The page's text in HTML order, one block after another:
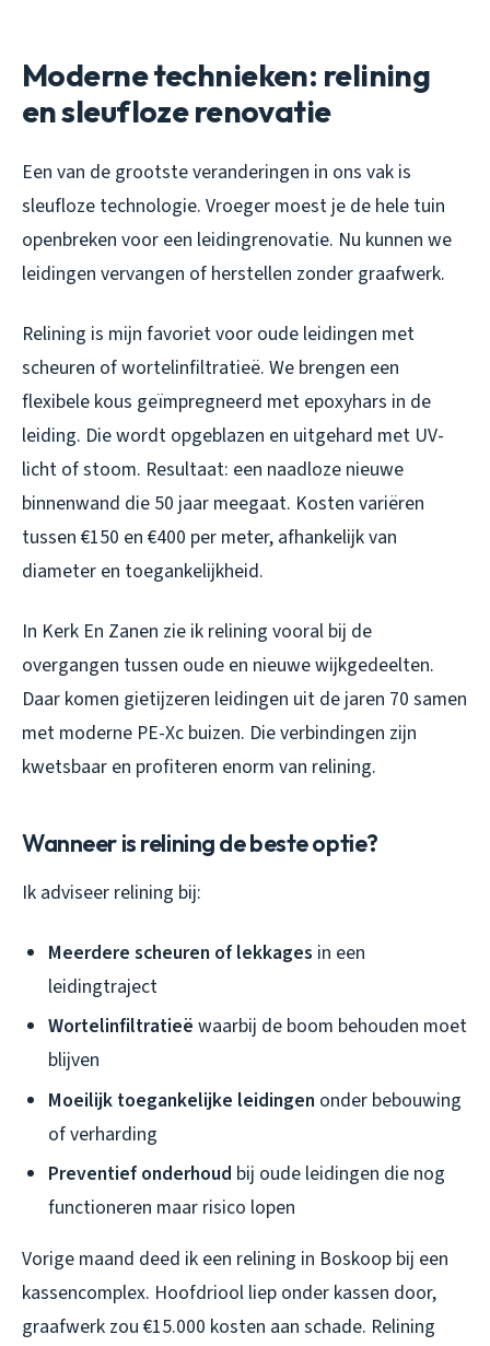
Moderne technieken: relining
en sleufloze renovatie
Een van de grootste veranderingen in ons vak is
sleufloze technologie. Vroeger moest je de hele tuin
openbreken voor een leidingrenovatie. Nu kunnen we
leidingen vervangen of herstellen zonder graafwerk.
Relining is mijn favoriet voor oude leidingen met
scheuren of wortelinfiltratieë. We brengen een
flexibele kous geïmpregneerd met epoxyhars in de
leiding. Die wordt opgeblazen en uitgehard met UV-
licht of stoom. Resultaat: een naadloze nieuwe
binnenwand die 50 jaar meegaat. Kosten variëren
tussen €150 en €400 per meter, afhankelijk van
diameter en toegankelijkheid.
In Kerk En Zanen zie ik relining vooral bij de
overgangen tussen oude en nieuwe wijkgedeelten.
Daar komen gietijzeren leidingen uit de jaren 70 samen
met moderne PE-Xc buizen. Die verbindingen zijn
kwetsbaar en profiteren enorm van relining.
Wanneer is relining de beste optie?
Ik adviseer relining bij:
Meerdere scheuren of lekkages in een
leidingtraject
Wortelinfiltratieë waarbij de boom behouden moet
blijven
Moeilijk toegankelijke leidingen onder bebouwing
of verharding
Preventief onderhoud bij oude leidingen die nog
functioneren maar risico lopen
Vorige maand deed ik een relining in Boskoop bij een
kassencomplex. Hoofdriool liep onder kassen door,
graafwerk zou €15.000 kosten aan schade. Relining